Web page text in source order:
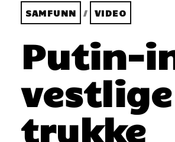
SAMFUNN / VIDEO
Putin-
trykke